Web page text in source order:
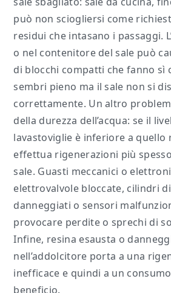
può non sciogliersi come
residui che intasano i passaggi.
o nel contenitore del sale può
di blocchi compatti che fanno sì
sembri pieno ma il sale non si
correttamente. Un altro
della durezza dell’acqua: se il
lavastoviglie è inferiore a quello
effettua rigenerazioni più
sale. Guasti meccanici o
elettrovalvole bloccate, cilindri
danneggiati o sensori
provocare perdite o sprechi di
Infine, resina esausta o
nell’addolcitore porta a una
inefficace e quindi a un
beneficio.